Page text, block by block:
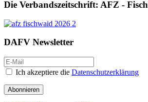
Die Verbandszeitschrift: AFZ -
DAFV Newsletter
Ich akzeptiere die Datenschutzerklärung
Abonnieren